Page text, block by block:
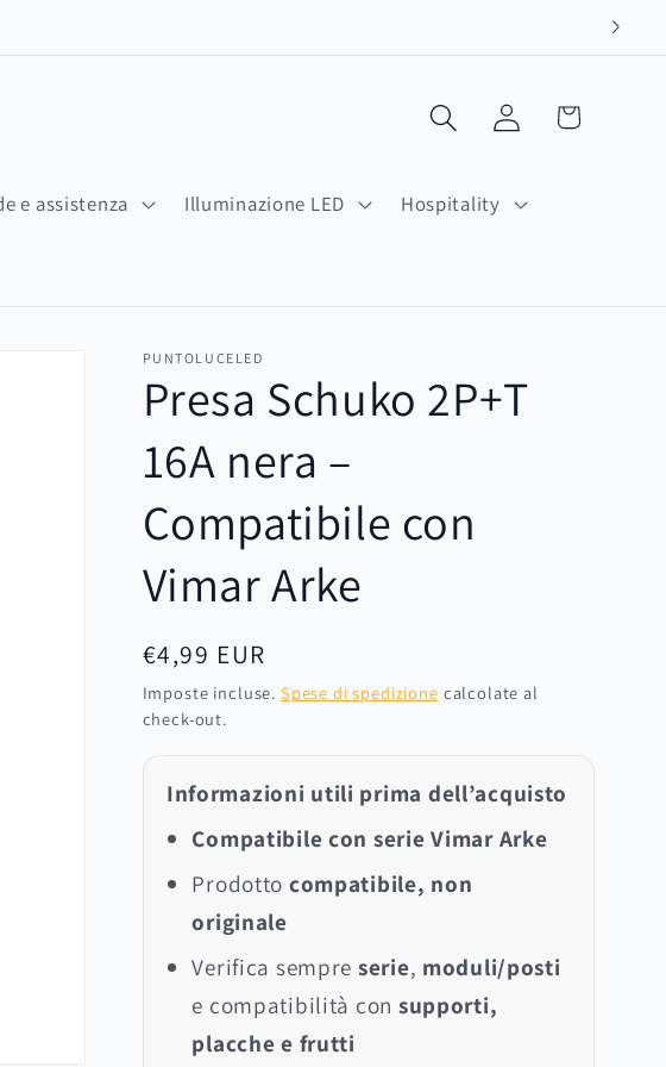
e assistenza Illuminazione LED Hospitality
Accedi Carrello
PUNTOLUCELED
Presa Schuko 2P+T
16A nera –
Compatibile con
Vimar Arke
Prezzo
di
listino
€4,99 EUR
Imposte incluse. Spese di spedizione calcolate al
check-out.
Informazioni utili prima dell’acquisto
Compatibile con serie Vimar Arke
Prodotto compatibile, non
originale
Verifica sempre serie, moduli/posti
e compatibilità con supporti,
placche e frutti